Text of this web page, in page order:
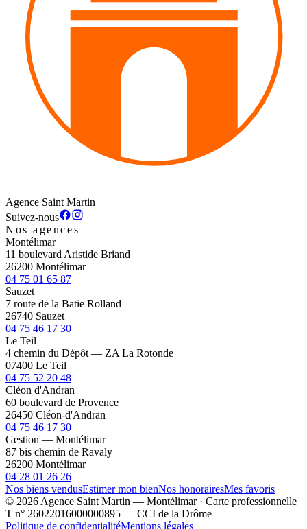
Agence Saint Martin
Suivez-nous
Nos agences
Montélimar
11 boulevard Aristide Briand
26200 Montélimar
04 75 01 65 87
Sauzet
7 route de la Batie Rolland
26740 Sauzet
04 75 46 17 30
Le Teil
4 chemin du Dépôt — ZA La Rotonde
07400 Le Teil
04 75 52 20 48
Cléon d'Andran
60 boulevard de Provence
26450 Cléon-d'Andran
04 75 46 17 30
Gestion — Montélimar
87 bis chemin de Ravaly
26200 Montélimar
04 28 01 26 26
Nos biens vendusEstimer mon bienNos honorairesMes favoris
© 2026 Agence Saint Martin — Montélimar · Carte professionnelle
T n° 26022016000000895 — CCI de la Drôme
Politique de confidentialitéMentions légales